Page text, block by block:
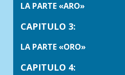
LA PARTE «ARO»
CAPITULO 3:
LA PARTE «ORO»
CAPITULO 4: